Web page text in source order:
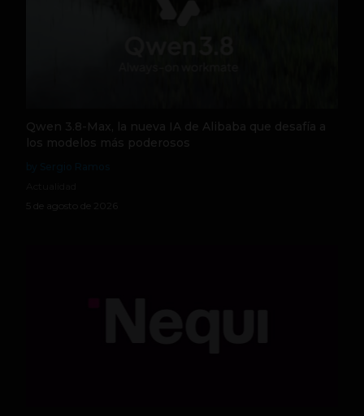
Qwen 3.8-Max, la nueva IA de Alibaba que desafía a
los modelos más poderosos
5 de agosto de 2026